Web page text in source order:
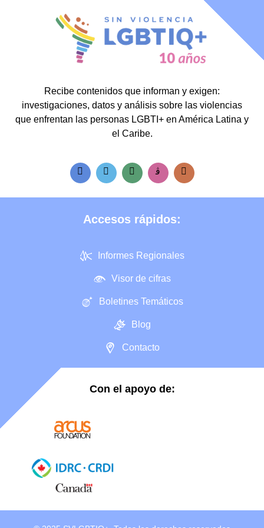
Recibe contenidos que informan y exigen:
investigaciones, datos y análisis sobre las violencias
que enfrentan las personas LGBTI+ en América Latina y
el Caribe.
Accesos rápidos:
Informes Regionales
Visor de cifras
Boletines Temáticos
Blog
Contacto
Con el apoyo de: